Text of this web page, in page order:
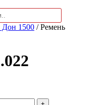
1500 /Ремень